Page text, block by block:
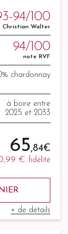
94/100
Christian Walter
94/100
note RVF
chardonnay
à boire entre
2025 et 2033
65,84 €
€ fidélité
+ de détails